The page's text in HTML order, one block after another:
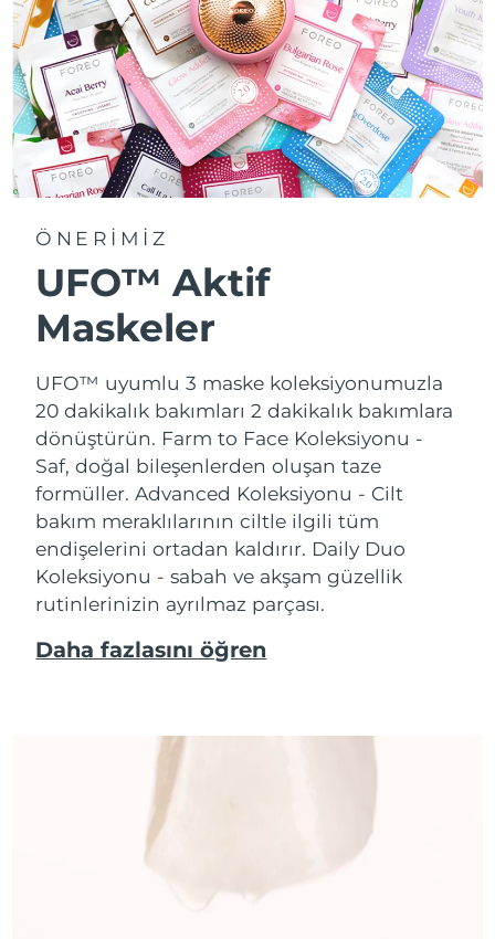
ÖNERİMİZ
UFO™ Aktif
Maskeler
UFO™ uyumlu 3 maske koleksiyonumuzla
20 dakikalık bakımları 2 dakikalık bakımlara
dönüştürün. Farm to Face Koleksiyonu -
Saf, doğal bileşenlerden oluşan taze
formüller. Advanced Koleksiyonu - Cilt
bakım meraklılarının ciltle ilgili tüm
endişelerini ortadan kaldırır. Daily Duo
Koleksiyonu - sabah ve akşam güzellik
rutinlerinizin ayrılmaz parçası.
Daha fazlasını öğren